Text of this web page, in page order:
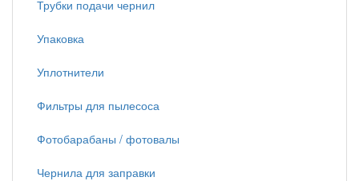
Трубки подачи чернил
Упаковка
Уплотнители
Фильтры для пылесоса
Фотобарабаны / фотовалы
Чернила для заправки